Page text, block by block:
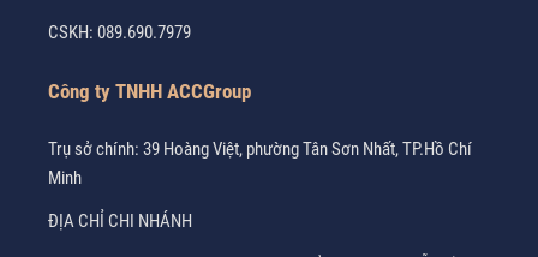
CSKH: 089.690.7979
Công ty TNHH ACCGroup
Trụ sở chính: 39 Hoàng Việt, phường Tân Sơn Nhất, TP.Hồ Chí
Minh
ĐỊA CHỈ CHI NHÁNH